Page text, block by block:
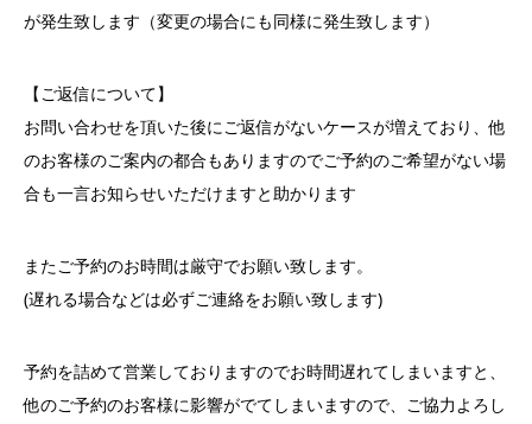
が発生致します（変更の場合にも同様に発生致します）
【ご返信について】
お問い合わせを頂いた後にご返信がないケースが増えており、他
のお客様のご案内の都合もありますのでご予約のご希望がない場
合も一言お知らせいただけますと助かります
またご予約のお時間は厳守でお願い致します。
(遅れる場合などは必ずご連絡をお願い致します)
予約を詰めて営業しておりますのでお時間遅れてしまいますと、
他のご予約のお客様に影響がでてしまいますので、ご協力よろし